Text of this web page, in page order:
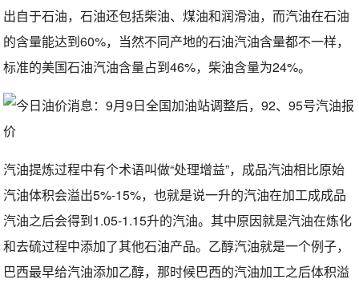
出自于石油，石油还包括柴油、煤油和润滑油，而汽油在石油
的含量能达到60%，当然不同产地的石油汽油含量都不一样，
标准的美国石油汽油含量占到46%，柴油含量为24%。
汽油提炼过程中有个术语叫做“处理增益”，成品汽油相比原始
汽油体积会溢出5%-15%，也就是说一升的汽油在加工成成品
汽油之后会得到1.05-1.15升的汽油。其中原因就是汽油在炼化
和去硫过程中添加了其他石油产品。乙醇汽油就是一个例子，
巴西最早给汽油添加乙醇，那时候巴西的汽油加工之后体积溢